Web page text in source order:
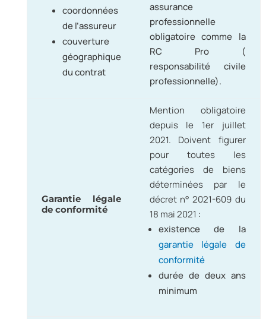
coordonnées
de l’assureur
couverture
géographique
du contrat
assurance
professionnelle
obligatoire comme la
RC Pro (
responsabilité civile
professionnelle).
Garantie légale
de conformité
Mention obligatoire
depuis le 1er juillet
2021. Doivent figurer
pour toutes les
catégories de biens
déterminées par le
décret n° 2021-609 du
18 mai 2021 :
existence de la
garantie légale de
conformité
durée de deux ans
minimum